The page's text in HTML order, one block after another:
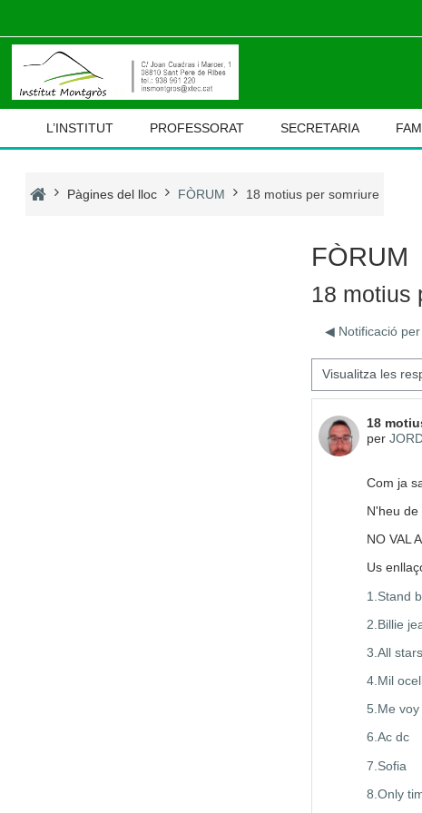
L’INSTITUT PROFESSORAT SECRETARIA
Pàgines del lloc FÒRUM 18 motius per somriure
FÒRUM
18 motius
◀︎ Notificació
Mode de visualització
18
per
Nombre
Com ja
N'heu de
NO VAL
Us
1.Stand
2.Billie
3.All stars
4.Mil
5.Me voy
6.Ac dc
7.Sofia
8.Only